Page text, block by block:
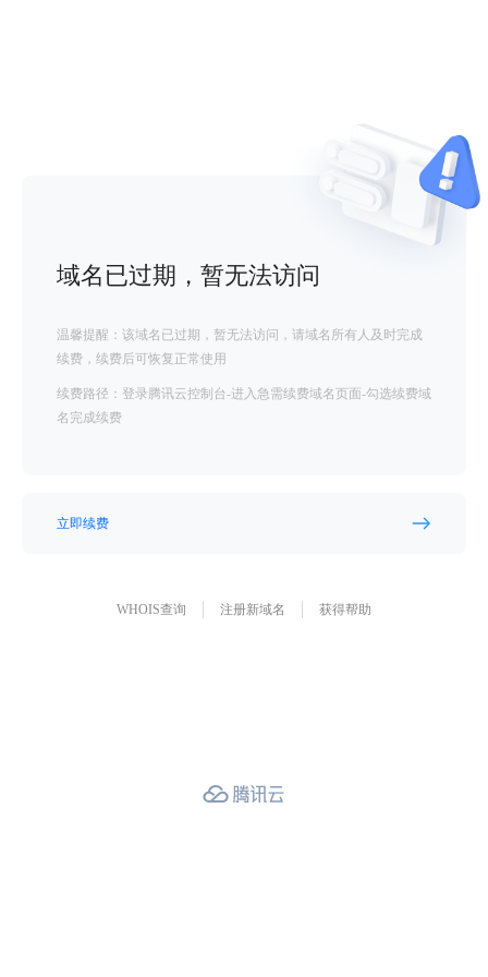
域名已过期，暂无法访问
温馨提醒：该域名已过期，暂无法访问，请域名所有人及时完成
续费，续费后可恢复正常使用
续费路径：登录腾讯云控制台-进入急需续费域名页面-勾选续费域
名完成续费
立即续费
WHOIS查询 注册新域名 获得帮助